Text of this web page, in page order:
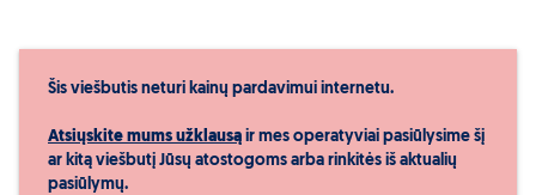
Šis viešbutis neturi kainų pardavimui internetu.
Atsiųskite mums užklausą ir mes operatyviai pasiūlysime šį
ar kitą viešbutį Jūsų atostogoms arba rinkitės iš aktualių
pasiūlymų.